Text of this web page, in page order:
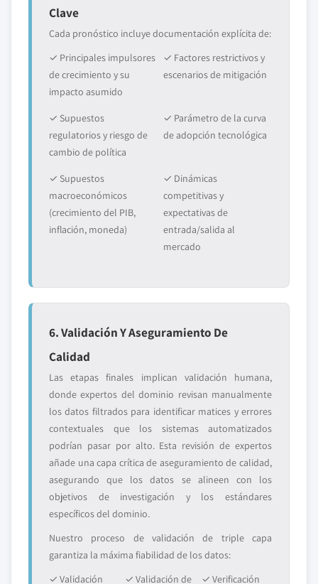
Clave
Cada pronóstico incluye documentación explícita de:
✓ Principales impulsores
de crecimiento y su
impacto asumido
✓ Factores restrictivos y
escenarios de mitigación
✓ Supuestos
regulatorios y riesgo de
cambio de política
✓ Parámetro de la curva
de adopción tecnológica
✓ Supuestos
macroeconómicos
(crecimiento del PIB,
inflación, moneda)
✓ Dinámicas
competitivas y
expectativas de
entrada/salida al
mercado
6. Validación Y Aseguramiento De
Calidad
Las etapas finales implican validación humana,
donde expertos del dominio revisan manualmente
los datos filtrados para identificar matices y errores
contextuales que los sistemas automatizados
podrían pasar por alto. Esta revisión de expertos
añade una capa crítica de aseguramiento de calidad,
asegurando que los datos se alineen con los
objetivos de investigación y los estándares
específicos del dominio.
Nuestro proceso de validación de triple capa
garantiza la máxima fiabilidad de los datos:
✓ Validación
✓ Validación de
✓ Verificación